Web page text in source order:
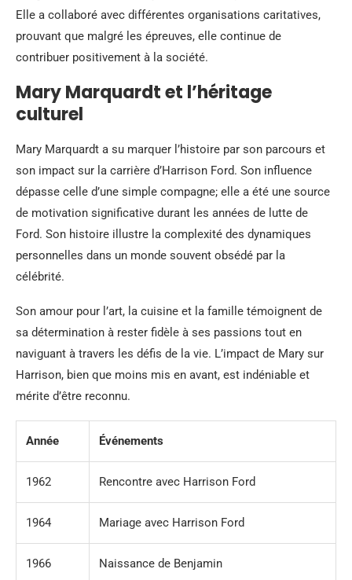
Elle a collaboré avec différentes organisations caritatives,
prouvant que malgré les épreuves, elle continue de
contribuer positivement à la société.
Mary Marquardt et l’héritage
culturel
Mary Marquardt a su marquer l’histoire par son parcours et
son impact sur la carrière d’Harrison Ford. Son influence
dépasse celle d’une simple compagne; elle a été une source
de motivation significative durant les années de lutte de
Ford. Son histoire illustre la complexité des dynamiques
personnelles dans un monde souvent obsédé par la
célébrité.
Son amour pour l’art, la cuisine et la famille témoignent de
sa détermination à rester fidèle à ses passions tout en
naviguant à travers les défis de la vie. L’impact de Mary sur
Harrison, bien que moins mis en avant, est indéniable et
mérite d’être reconnu.
Année Événements
1962 Rencontre avec Harrison Ford
1964 Mariage avec Harrison Ford
1966 Naissance de Benjamin